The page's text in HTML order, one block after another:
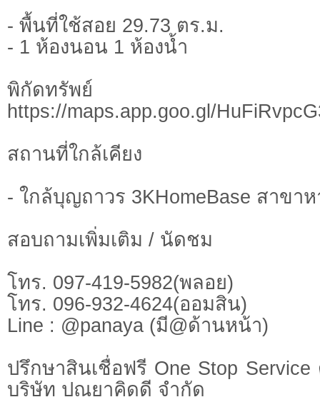
- พื้นที่ใช้สอย 29.73 ตร.ม.
- 1 ห้องนอน 1 ห้องน้ำ
พิกัดทรั
https://maps.app.goo.gl/
สถานที่ใกล้เคียง
- ใกล้บุญถาวร 3KHomeBase สาขา
สอบถามเพิ่มเติม / นัดชม
โทร. 097-419-5982(พลอย)
โทร. 096-932-4624(ออมสิน)
Line : @panaya (มี@ด้านหน้า)
ปรึกษาสินเชื่อฟรี One Stop
บริษัท ปณยาคิดดี จำกัด